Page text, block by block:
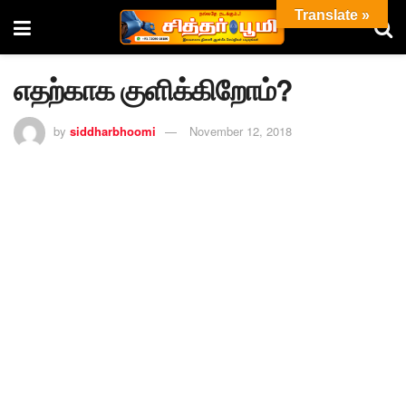
எதற்காக குளிக்கிறோம்?
by siddharbhoomi November 12, 2018
Translate »